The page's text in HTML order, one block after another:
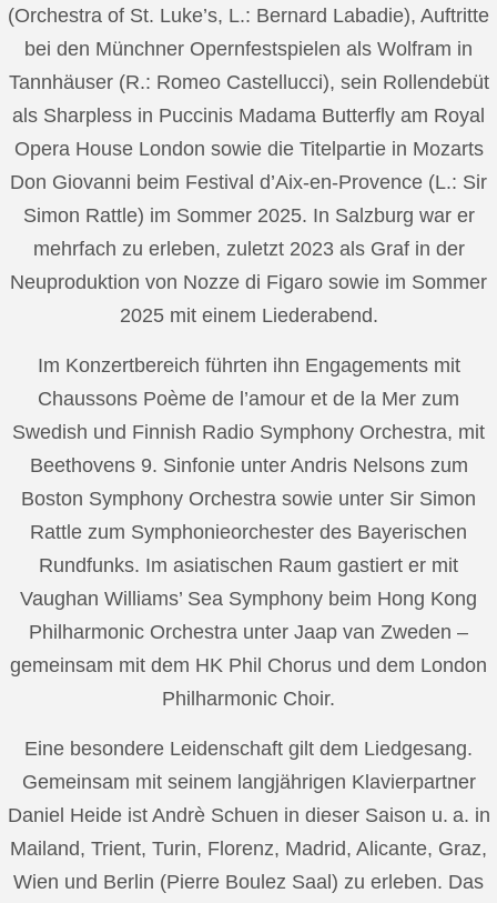
(Orchestra of St. Luke’s, L.: Bernard Labadie), Auftritte
bei den Münchner Opernfestspielen als Wolfram in
Tannhäuser (R.: Romeo Castellucci), sein Rollendebüt
als Sharpless in Puccinis Madama Butterfly am Royal
Opera House London sowie die Titelpartie in Mozarts
Don Giovanni beim Festival d’Aix-en-Provence (L.: Sir
Simon Rattle) im Sommer 2025. In Salzburg war er
mehrfach zu erleben, zuletzt 2023 als Graf in der
Neuproduktion von Nozze di Figaro sowie im Sommer
2025 mit einem Liederabend.
Im Konzertbereich führten ihn Engagements mit
Chaussons Poème de l’amour et de la Mer zum
Swedish und Finnish Radio Symphony Orchestra, mit
Beethovens 9. Sinfonie unter Andris Nelsons zum
Boston Symphony Orchestra sowie unter Sir Simon
Rattle zum Symphonieorchester des Bayerischen
Rundfunks. Im asiatischen Raum gastiert er mit
Vaughan Williams’ Sea Symphony beim Hong Kong
Philharmonic Orchestra unter Jaap van Zweden –
gemeinsam mit dem HK Phil Chorus und dem London
Philharmonic Choir.
Eine besondere Leidenschaft gilt dem Liedgesang.
Gemeinsam mit seinem langjährigen Klavierpartner
Daniel Heide ist Andrè Schuen in dieser Saison u. a. in
Mailand, Trient, Turin, Florenz, Madrid, Alicante, Graz,
Wien und Berlin (Pierre Boulez Saal) zu erleben. Das